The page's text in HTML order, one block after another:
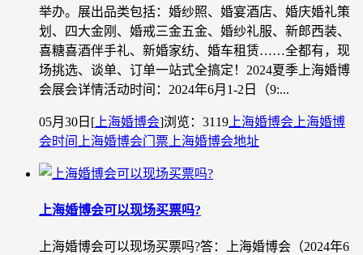
举办。展出品类包括：婚纱照、婚宴酒店、婚庆婚礼策
划、四大金刚、婚戒三金五金、婚纱礼服、新郎西装、
喜糖喜酒伴手礼、新婚家纺、婚车租赁……全都有，现
场挑选、谈单、订单一站式全搞定！2024夏季上海婚博
会展会详情活动时间：2024年6月1-2日（9:...
05月30日 [ 上海婚博会]浏览：3119 上海婚博会 上海婚博
会时间
上海婚博会门票 上海婚博会地址
上海婚博会可以现场买票吗?
上海婚博会可以现场买票吗?答：上海婚博会（2024年6